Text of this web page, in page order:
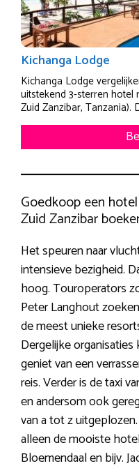
Kichanga Lodge
Kichanga Lodge
uitstekend 3-sterren hotel
Zuid Zanzibar, Tanzania).
Goedkoop een
Zuid Zanzibar
Het speuren naar
intensieve bezigheid.
hoog. Touroperators
Peter Langhout
de meest unieke
Dergelijke
geniet van een
reis. Verder is de taxi
en andersom ook
van a tot z
alleen de mooiste
Bloemendaal en bijv.